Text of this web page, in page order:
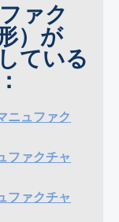
ァク
）が
ている
ニュファク
ファクチャ
ファクチャ